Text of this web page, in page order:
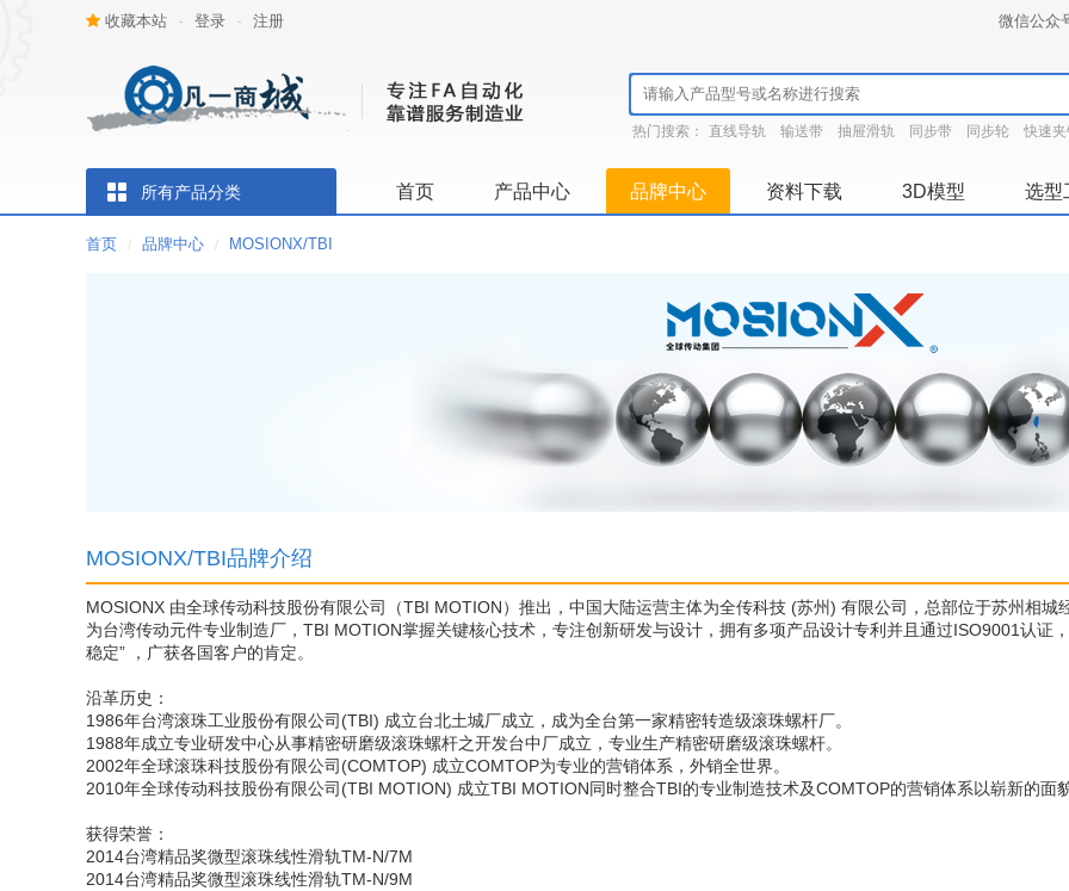
收藏本站 - 登录 - 注册 微信公众
热门搜索： 直线导轨 输送带 抽屉滑轨 同步带 同步轮 快速
所有产品分类 首页 产品中心 品牌中心 资料下载 3D模型 选型
首页 / 品牌中心 / MOSIONX/TBI
MOSIONX/TBI品牌介绍
MOSIONX 由全球传动科技股份有限公司（TBI MOTION）推出，中国大陆运营主体为全传科技 (苏州) 有限公司，总部位于苏州相
为台湾传动元件专业制造厂，TBI MOTION掌握关键核心技术，专注创新研发与设计，拥有多项产品设计专利并且通过ISO9001认证
稳定” ，广获各国客户的肯定。
沿革历史：
1986年台湾滚珠工业股份有限公司(TBI) 成立台北土城厂成立，成为全台第一家精密转造级滚珠螺杆厂。
1988年成立专业研发中心从事精密研磨级滚珠螺杆之开发台中厂成立，专业生产精密研磨级滚珠螺杆。
2002年全球滚珠科技股份有限公司(COMTOP) 成立COMTOP为专业的营销体系，外销全世界。
2010年全球传动科技股份有限公司(TBI MOTION) 成立TBI MOTION同时整合TBI的专业制造技术及COMTOP的营销体系以崭新的面
获得荣誉：
2014台湾精品奖微型滚珠线性滑轨TM-N/7M
2014台湾精品奖微型滚珠线性滑轨TM-N/9M